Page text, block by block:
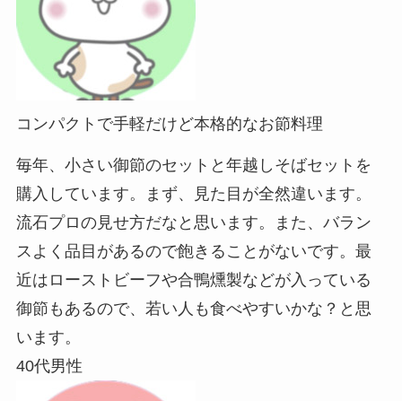
コンパクトで手軽だけど本格的なお節料理
毎年、小さい御節のセットと年越しそばセットを
購入しています。まず、見た目が全然違います。
流石プロの見せ方だなと思います。また、バラン
スよく品目があるので飽きることがないです。最
近はローストビーフや合鴨燻製などが入っている
御節もあるので、若い人も食べやすいかな？と思
います。
40代男性